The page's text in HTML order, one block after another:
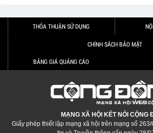
THỎA THUẬN SỬ DỤNG
CHÍNH SÁCH BẢO MẬT
BẢNG GIÁ QUẢNG CÁO
MẠNG XÃ HỘI KẾT NỐI CỘNG
Giấy phép thiết lập mạng xã hội trên mạng số 263/